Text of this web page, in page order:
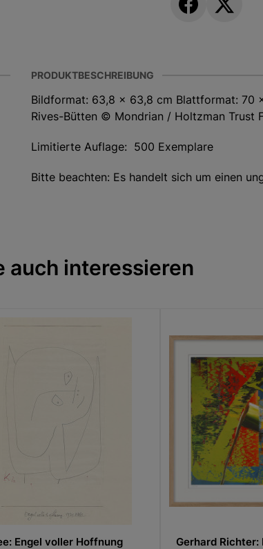
PRODUKTBESCHREIBUNG
Bildformat: 63,8 x 63,8 cm Blattformat: 70
Rives-Bütten © Mondrian / Holtzman Trust
Limitierte Auflage: 500 Exemplare
Bitte beachten: Es handelt sich um einen
auch interessieren
Engel voller Hoffnung
Gerhard